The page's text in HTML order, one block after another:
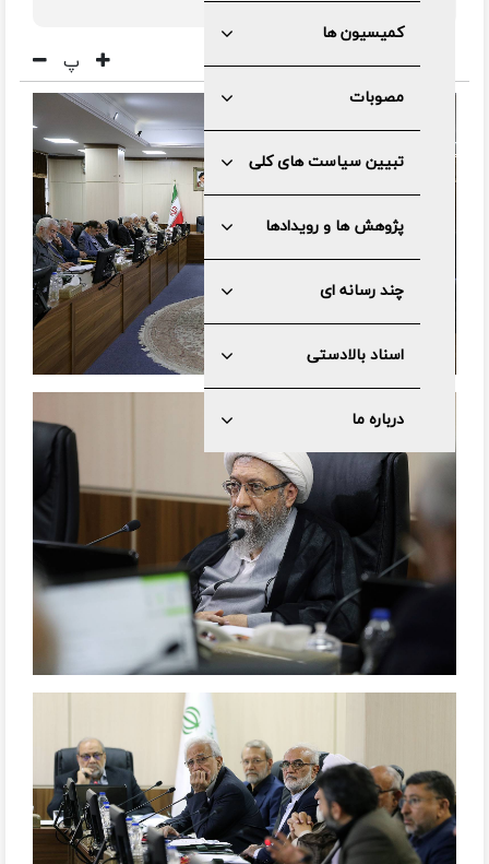
کمیسیون ها
مصوبات
تبیین سیاست های کلی
پژوهش ها و رویدادها
چند رسانه ای
اسناد بالادستی
درباره ما
پ